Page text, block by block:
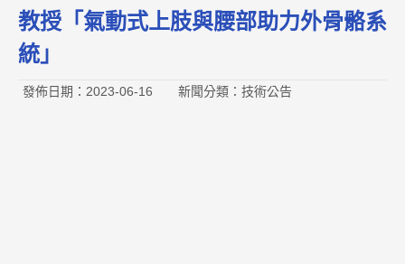
教授「氣動式上肢與腰部助力外骨骼系
統」
發佈日期：2023-06-16 新聞分類：技術公告